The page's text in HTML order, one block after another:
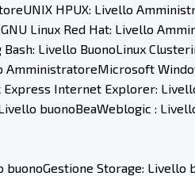
HPUX: Livello
Linux Red Hat: Livello
Livello BuonoLinux
Internet Explorer:
buonoBeaWeblogic :
Storage: